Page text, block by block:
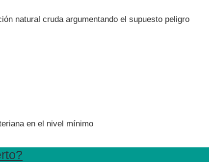
natural cruda argumentando el supuesto peligro
en el nivel mínimo